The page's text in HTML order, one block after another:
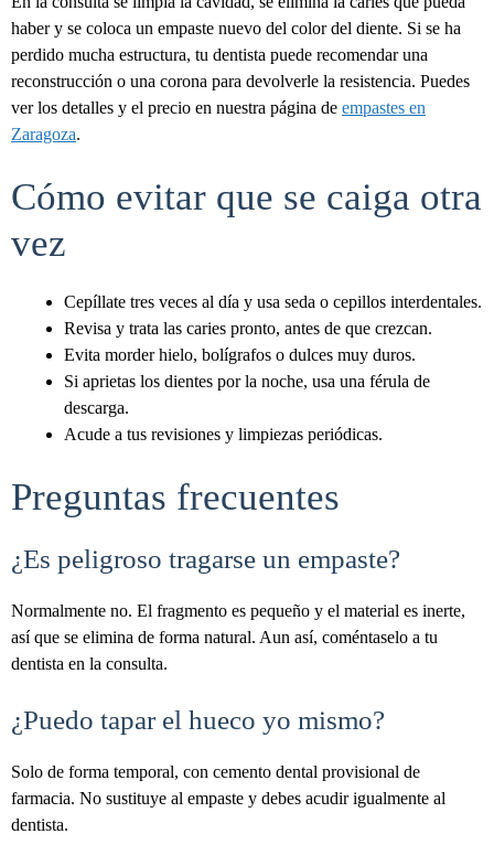
haber y se coloca un empaste nuevo del color del diente. Si se ha
perdido mucha estructura, tu dentista puede recomendar una
reconstrucción o una corona para devolverle la resistencia. Puedes
ver los detalles y el precio en nuestra página de empastes en
Zaragoza.
Cómo evitar que se caiga otra
vez
Cepíllate tres veces al día y usa seda o cepillos interdentales.
Revisa y trata las caries pronto, antes de que crezcan.
Evita morder hielo, bolígrafos o dulces muy duros.
Si aprietas los dientes por la noche, usa una férula de
descarga.
Acude a tus revisiones y limpiezas periódicas.
Preguntas frecuentes
¿Es peligroso tragarse un empaste?
Normalmente no. El fragmento es pequeño y el material es inerte,
así que se elimina de forma natural. Aun así, coméntaselo a tu
dentista en la consulta.
¿Puedo tapar el hueco yo mismo?
Solo de forma temporal, con cemento dental provisional de
farmacia. No sustituye al empaste y debes acudir igualmente al
dentista.